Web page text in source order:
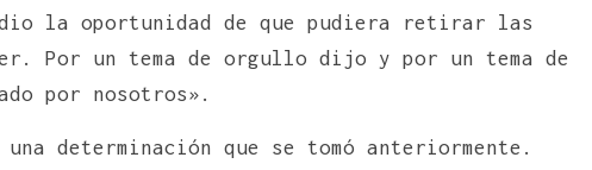
la oportunidad de que pudiera retirar las
Por un tema de orgullo dijo y por un tema de
por nosotros».
determinación que se tomó anteriormente.